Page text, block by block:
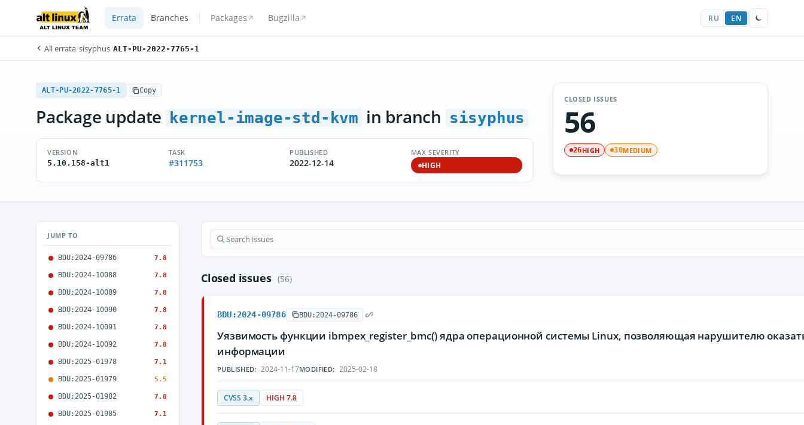
Errata Branches Packages Bugzilla RU EN
All errata/sisyphus/ALT-PU-2022-7765-1
ALT-PU-2022-7765-1 Copy
Package update kernel-image-std-kvm in branch sisyphus
VERSION
5.10.158-alt1
TASK
#311753
PUBLISHED
2022-12-14
MAX SEVERITY
HIGH
CLOSED ISSUES
56
26HIGH 30MEDIUM
JUMP TO
BDU:2024-09786 7.8
BDU:2024-10088 7.8
BDU:2024-10089 7.8
BDU:2024-10090 7.8
BDU:2024-10091 7.8
BDU:2024-10092 7.8
BDU:2025-01978 7.1
BDU:2025-01979 5.5
BDU:2025-01982 7.8
BDU:2025-01985 7.1
Closed issues (56)
BDU:2024-09786 BDU:2024-09786
Уязвимость функции ibmpex_register_bmc() ядра операционной системы Linux, позволяющая нарушителю
информации
PUBLISHED: 2024-11-17MODIFIED: 2025-02-18
CVSS 3.x HIGH 7.8